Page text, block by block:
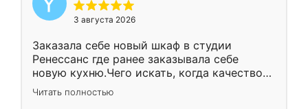
3 августа 2026
Заказала себе новый шкаф в студии
Ренессанс где ранее заказывала себе
новую кухню.Чего искать, когда качеством
вполне довольна. Служит кухня уже почти
два года, нареканий нет.
Читать полностью